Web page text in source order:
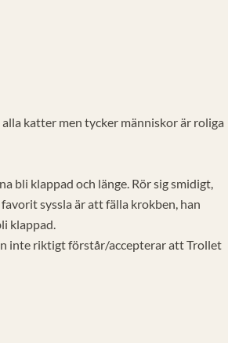
katter men tycker människor är roliga
bli klappad och länge. Rör sig smidigt,
syssla är att fälla krokben, han
klappad.
inte riktigt förstår/accepterar att Trollet